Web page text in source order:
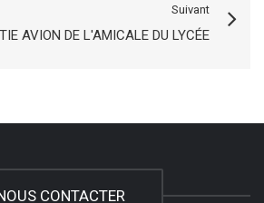
Suivant
AVION DE L'AMICALE DU LYCÉE
CONTACTER